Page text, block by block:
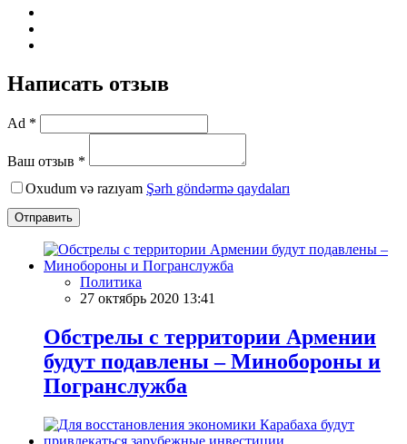
Написать отзыв
Ad *
Ваш отзыв *
Oxudum və razıyam Şərh göndərmə qaydaları
Отправить
Политика
27 октябрь 2020 13:41
Обстрелы с территории Армении
будут подавлены – Минобороны и
Погранслужба